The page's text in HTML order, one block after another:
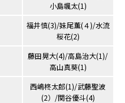
小島颯太(1)
福井慎(3)/妹尾薫(４)/水流
桜花(2)
藤田晃大(4)/高島治大(1)/
高山真葵(1)
西嶋柊太郎(1)/武藤聖波
(2）/関谷優斗(4)